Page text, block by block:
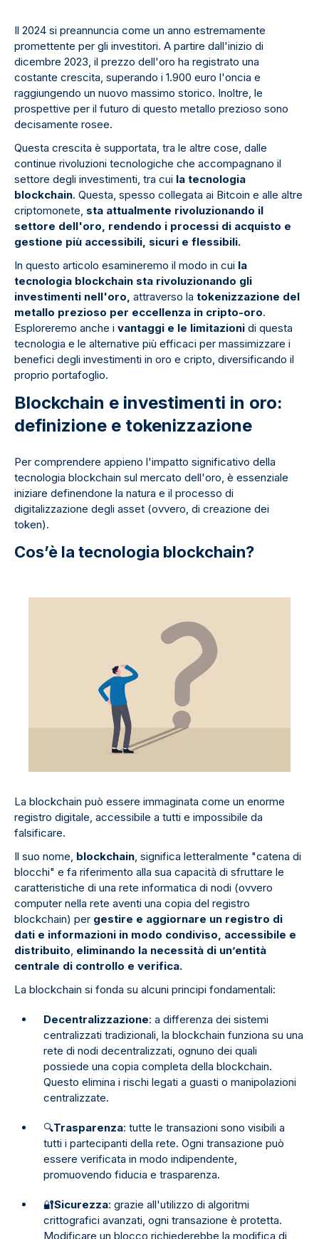
Il 2024 si preannuncia come un anno estremamente
promettente per gli investitori. A partire dall'inizio di
dicembre 2023, il prezzo dell'oro ha registrato una
costante crescita, superando i 1.900 euro l'oncia e
raggiungendo un nuovo massimo storico. Inoltre, le
prospettive per il futuro di questo metallo prezioso sono
decisamente rosee.
Questa crescita è supportata, tra le altre cose, dalle
continue rivoluzioni tecnologiche che accompagnano il
settore degli investimenti, tra cui la tecnologia
blockchain. Questa, spesso collegata ai Bitcoin e alle altre
criptomonete, sta attualmente rivoluzionando il
settore dell'oro, rendendo i processi di acquisto e
gestione più accessibili, sicuri e flessibili.
In questo articolo esamineremo il modo in cui la
tecnologia blockchain sta rivoluzionando gli
investimenti nell'oro, attraverso la tokenizzazione del
metallo prezioso per eccellenza in cripto-oro.
Esploreremo anche i vantaggi e le limitazioni di questa
tecnologia e le alternative più efficaci per massimizzare i
benefici degli investimenti in oro e cripto, diversificando il
proprio portafoglio.
Blockchain e investimenti in oro:
definizione e tokenizzazione
Per comprendere appieno l'impatto significativo della
tecnologia blockchain sul mercato dell'oro, è essenziale
iniziare definendone la natura e il processo di
digitalizzazione degli asset (ovvero, di creazione dei
token).
Cos’è la tecnologia blockchain?
La blockchain può essere immaginata come un enorme
registro digitale, accessibile a tutti e impossibile da
falsificare.
Il suo nome, blockchain, significa letteralmente "catena di
blocchi" e fa riferimento alla sua capacità di sfruttare le
caratteristiche di una rete informatica di nodi (ovvero
computer nella rete aventi una copia del registro
blockchain) per gestire e aggiornare un registro di
dati e informazioni in modo condiviso, accessibile e
distribuito, eliminando la necessità di un’entità
centrale di controllo e verifica.
La blockchain si fonda su alcuni principi fondamentali:
Decentralizzazione: a differenza dei sistemi
centralizzati tradizionali, la blockchain funziona su una
rete di nodi decentralizzati, ognuno dei quali
possiede una copia completa della blockchain.
Questo elimina i rischi legati a guasti o manipolazioni
centralizzate.
🔍Trasparenza: tutte le transazioni sono visibili a
tutti i partecipanti della rete. Ogni transazione può
essere verificata in modo indipendente,
promuovendo fiducia e trasparenza.
🔐Sicurezza: grazie all'utilizzo di algoritmi
crittografici avanzati, ogni transazione è protetta.
Modificare un blocco richiederebbe la modifica di